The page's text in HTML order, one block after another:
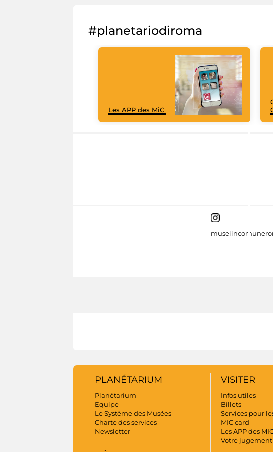
#planetariodiroma
Les APP des MiC
PLANÉTARIUM
Planétarium
Equipe
Le Système des Musées
Charte des services
Newsletter
VISITER
Infos utiles
Billets
Services pour
MIC card
Les APP des MIC
Votre jugement